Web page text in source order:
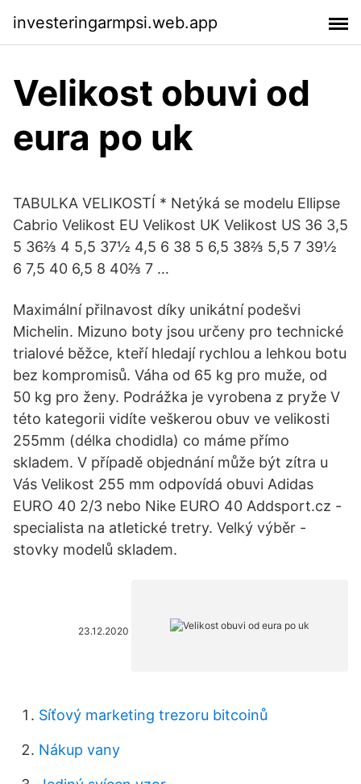
investeringarmpsi.web.app
Velikost obuvi od
eura po uk
TABULKA VELIKOSTÍ * Netýká se modelu Ellipse
Cabrio Velikost EU Velikost UK Velikost US 36 3,5
5 36⅔ 4 5,5 37½ 4,5 6 38 5 6,5 38⅔ 5,5 7 39½
6 7,5 40 6,5 8 40⅔ 7 …
Maximální přilnavost díky unikátní podešvi
Michelin. Mizuno boty jsou určeny pro technické
trialové běžce, kteří hledají rychlou a lehkou botu
bez kompromisů. Váha od 65 kg pro muže, od
50 kg pro ženy. Podrážka je vyrobena z pryže V
této kategorii vidíte veškerou obuv ve velikosti
255mm (délka chodidla) co máme přímo
skladem. V případě objednání může být zítra u
Vás Velikost 255 mm odpovídá obuvi Adidas
EURO 40 2/3 nebo Nike EURO 40 Addsport.cz -
specialista na atletické tretry. Velký výběr -
stovky modelů skladem.
23.12.2020
Síťový marketing trezoru bitcoinů
Nákup vany